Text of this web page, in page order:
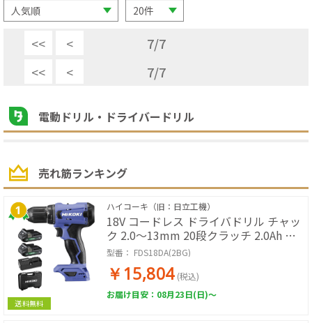
<< < 7/7
<<
< 7/7
電動ドリル・ドライバードリル
売れ筋ランキング
送料無料
ハイコーキ（旧：日立工機）
18V コードレス ドライバドリル チャッ
ク 2.0～13mm 20段クラッチ 2.0Ah 蓄
電池×2個 充電器 ケース付 [KH02]
型番： FDS18DA(2BG)
￥15,804 (税込)
お届け目安：08月23日(日)～